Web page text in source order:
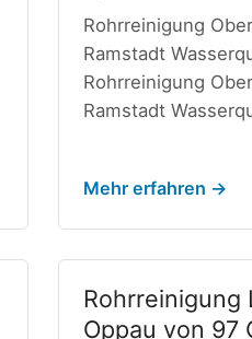
Rohrreinigung
Ramstadt
Rohrreinigung
Ramstadt
Mehr erfahren →
Rohrreinigung
Oppau von 97